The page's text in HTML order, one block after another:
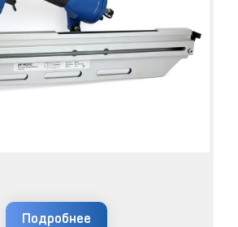
Подробнее